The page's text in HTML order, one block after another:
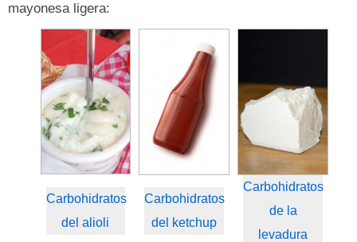
mayonesa ligera:
Carbohidratos
del alioli
Carbohidratos
del ketchup
Carbohidratos
de la
levadura